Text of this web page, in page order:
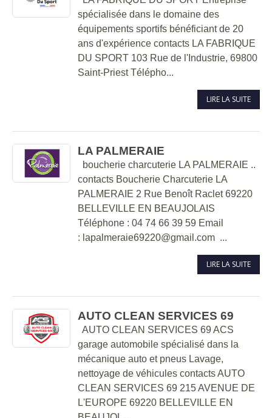
spécialisée dans le domaine des
équipements sportifs bénéficiant de 20
ans d'expérience contacts LA FABRIQUE
DU SPORT 103 Rue de l'Industrie, 69800
Saint-Priest Télépho...
LIRE LA SUITE
LA PALMERAIE
boucherie charcuterie LA PALMERAIE ..
contacts Boucherie Charcuterie LA
PALMERAIE 2 Rue Benoît Raclet 69220
BELLEVILLE EN BEAUJOLAIS
Téléphone : 04 74 66 39 59 Email
: lapalmeraie69220@gmail.com ...
LIRE LA SUITE
AUTO CLEAN SERVICES 69
AUTO CLEAN SERVICES 69 ACS
garage automobile spécialisé dans la
mécanique auto et pneus Lavage,
nettoyage de véhicules contacts AUTO
CLEAN SERVICES 69 215 AVENUE DE
L'EUROPE 69220 BELLEVILLE EN